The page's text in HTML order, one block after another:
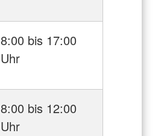
8:00 bis 17:00
Uhr
8:00 bis 12:00
Uhr